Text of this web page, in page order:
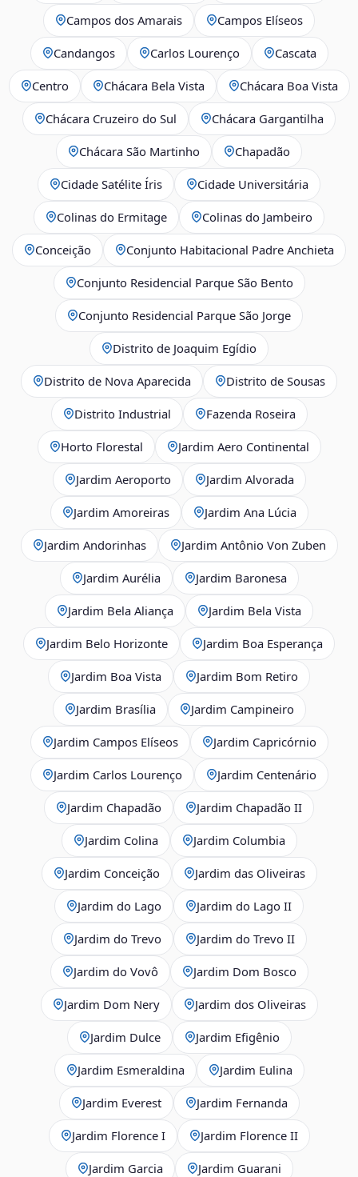
Campos dos Amarais Campos Elíseos
Candangos Carlos Lourenço Cascata
Centro Chácara Bela Vista Chácara Boa Vista
Chácara Cruzeiro do Sul Chácara Gargantilha
Chácara São Martinho Chapadão
Cidade Satélite Íris Cidade Universitária
Colinas do Ermitage Colinas do Jambeiro
Conceição Conjunto Habitacional Padre Anchieta
Conjunto Residencial Parque São Bento
Conjunto Residencial Parque São Jorge
Distrito de Joaquim Egídio
Distrito de Nova Aparecida Distrito de Sousas
Distrito Industrial Fazenda Roseira
Horto Florestal Jardim Aero Continental
Jardim Aeroporto Jardim Alvorada
Jardim Amoreiras Jardim Ana Lúcia
Jardim Andorinhas Jardim Antônio Von Zuben
Jardim Aurélia Jardim Baronesa
Jardim Bela Aliança Jardim Bela Vista
Jardim Belo Horizonte Jardim Boa Esperança
Jardim Boa Vista Jardim Bom Retiro
Jardim Brasília Jardim Campineiro
Jardim Campos Elíseos Jardim Capricórnio
Jardim Carlos Lourenço Jardim Centenário
Jardim Chapadão Jardim Chapadão II
Jardim Colina Jardim Columbia
Jardim Conceição Jardim das Oliveiras
Jardim do Lago Jardim do Lago II
Jardim do Trevo Jardim do Trevo II
Jardim do Vovô Jardim Dom Bosco
Jardim Dom Nery Jardim dos Oliveiras
Jardim Dulce Jardim Efigênio
Jardim Esmeraldina Jardim Eulina
Jardim Everest Jardim Fernanda
Jardim Florence I Jardim Florence II
Jardim Garcia Jardim Guarani